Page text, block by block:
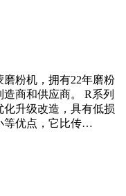
粉机，拥有22年磨粉
商和供应商。 R系列
升级改造，具有低损
等优点，它比传…